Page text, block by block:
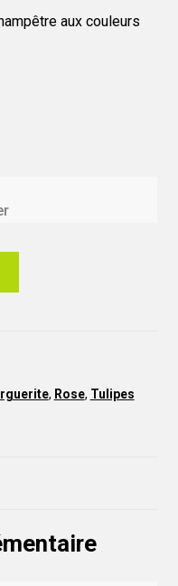
$
aux couleurs
, Rose, Tulipes